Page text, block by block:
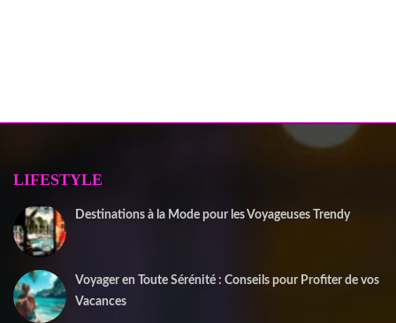
LIFESTYLE
Destinations à la Mode pour les Voyageuses Trendy
Voyager en Toute Sérénité : Conseils pour Profiter de vos
Vacances